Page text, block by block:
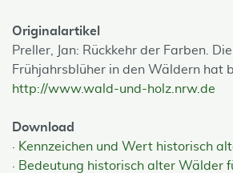
Originalartikel
Preller, Jan: Rückkehr der Farben.
Frühjahrsblüher in den Wäldern hat
http://www.wald-und-holz.nrw.de
Download
Kennzeichen und Wert historisch
Bedeutung historisch alter Wälder